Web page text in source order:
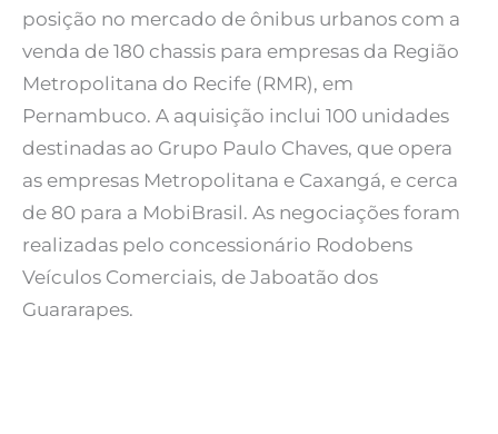
posição no mercado de ônibus urbanos com a
venda de 180 chassis para empresas da Região
Metropolitana do Recife (RMR), em
Pernambuco. A aquisição inclui 100 unidades
destinadas ao Grupo Paulo Chaves, que opera
as empresas Metropolitana e Caxangá, e cerca
de 80 para a MobiBrasil. As negociações foram
realizadas pelo concessionário Rodobens
Veículos Comerciais, de Jaboatão dos
Guararapes.